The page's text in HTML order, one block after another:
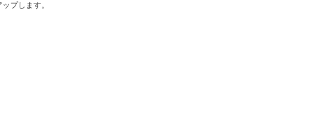
プします。